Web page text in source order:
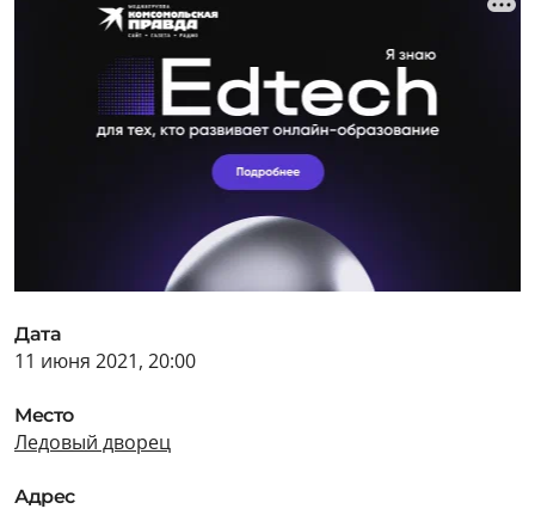
Дата
11 июня 2021, 20:00
Место
Ледовый дворец
Адрес